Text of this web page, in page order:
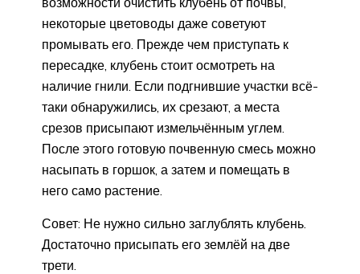
некоторые цветоводы даже советуют
промывать его. Прежде чем приступать к
пересадке, клубень стоит осмотреть на
наличие гнили. Если подгнившие участки всё-
таки обнаружились, их срезают, а места
срезов присыпают измельчённым углем.
После этого готовую почвенную смесь можно
насыпать в горшок, а затем и помещать в
него само растение.
Совет: Не нужно сильно заглублять клубень.
Достаточно присыпать его землёй на две
трети.